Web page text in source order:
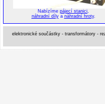
Nabízíme pájecí stanici,
náhradní dílya náhradní hroty.
elektronické součástky - transformátory -